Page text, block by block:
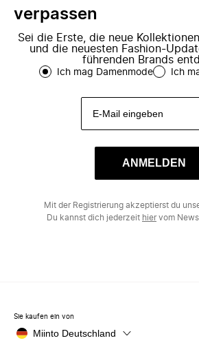
verpassen
Sei die Erste, die neue
und die neuesten Fashion-
führenden Brands
Ich mag Damenmode Ich
ANMELDEN
Mit der Registrierung akzeptierst du
Du kannst dich jederzeit hiervom
Sie kaufen ein von
Miinto Deutschland